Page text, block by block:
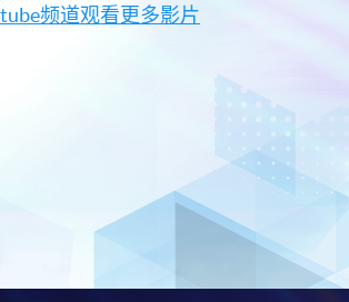
频道观看更多影片